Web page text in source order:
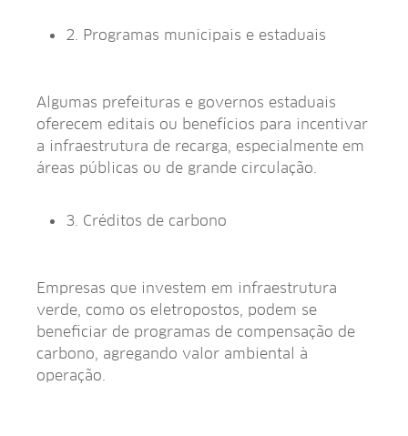
2. Programas municipais e estaduais
Algumas prefeituras e governos estaduais
oferecem editais ou benefícios para incentivar
a infraestrutura de recarga, especialmente em
áreas públicas ou de grande circulação.
3. Créditos de carbono
Empresas que investem em infraestrutura
verde, como os eletropostos, podem se
beneficiar de programas de compensação de
carbono, agregando valor ambiental à
operação.